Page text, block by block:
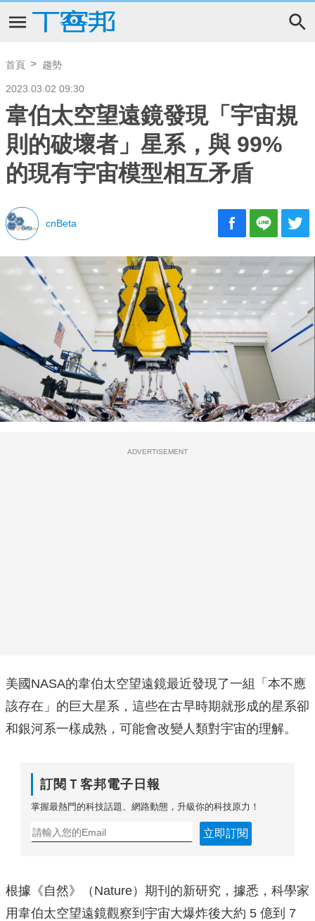
首頁 趨勢
2023.03.02 09:30
韋伯太空望遠鏡發現「宇宙規
則的破壞者」星系，與 99%
的現有宇宙模型相互矛盾
cnBeta
ADVERTISEMENT
美國NASA的韋伯太空望遠鏡最近發現了一組「本不應
該存在」的巨大星系，這些在古早時期就形成的星系卻
和銀河系一樣成熟，可能會改變人類對宇宙的理解。
訂閱Ｔ客邦電子日報
掌握最熱門的科技話題、網路動態，升級你的科技原力！
立即訂閱
根據《自然》（Nature）期刊的新研究，據悉，科學家
用韋伯太空望遠鏡觀察到宇宙大爆炸後大約 5 億到 7